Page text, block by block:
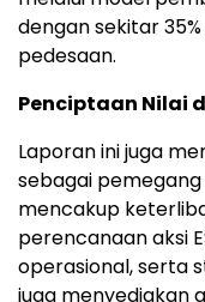
dengan sekitar
pedesaan.
Penciptaan Nilai
Laporan ini juga
sebagai
mencakup
perencanaan aksi
operasional, serta
juga menyediakan